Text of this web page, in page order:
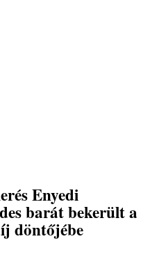
Enyedi
barát bekerült a
döntőjébe